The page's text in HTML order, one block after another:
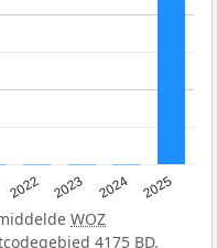
2022 2023 2024 2025
WOZ
4175 BD.